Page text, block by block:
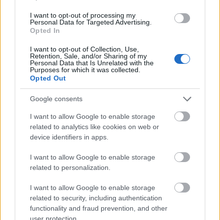
I want to opt-out of processing my
Personal Data for Targeted Advertising.
Opted In
I want to opt-out of Collection, Use,
Retention, Sale, and/or Sharing of my
Personal Data that Is Unrelated with the
Purposes for which it was collected.
Opted Out
Google consents
I want to allow Google to enable storage
related to analytics like cookies on web or
device identifiers in apps.
I want to allow Google to enable storage
related to personalization.
I want to allow Google to enable storage
related to security, including authentication
functionality and fraud prevention, and other
user protection.
Pozostały wątpliwości? Brakuje czegoś w haśle?
Zobacz, co zyskują abonenci Dobrego słownika.
Często sprawdzane
jeszcze o odmianie imienia Iwo
Dziś 4 czerwca. Dzięki temu dn...
Dzisiaj wymawiamy tak
Ciekawostki